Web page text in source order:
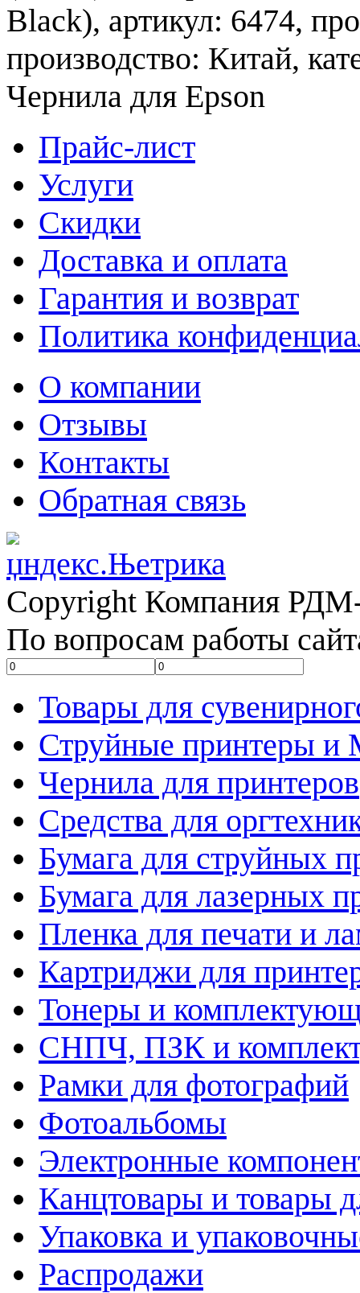
Black), артикул: 6474,
производство: Китай,
Чернила для Epson
Прайс-лист
Услуги
Скидки
Доставка и оплата
Гарантия и возврат
Политика
О компании
Отзывы
Контакты
Обратная связь
Copyright Компания
По вопросам работы
Товары для
Струйные принтеры
Чернила для принтеров
Средства для
Бумага для струйных
Бумага для лазерных
Пленка для печати и
Картриджи для
Тонеры и
СНПЧ, ПЗК и
Рамки для фотографий
Фотоальбомы
Электронные
Канцтовары и товары
Упаковка и
Распродажи